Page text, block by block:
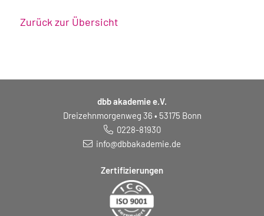
Zurück zur Übersicht
dbb akademie e.V.
Dreizehnmorgenweg 36 • 53175 Bonn
0228-81930
info@dbbakademie.de
Zertifizierungen